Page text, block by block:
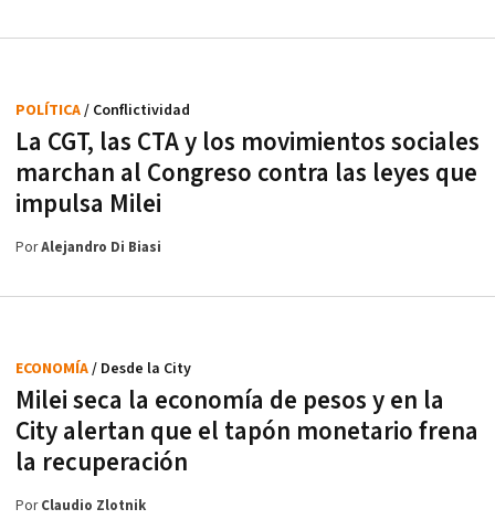
La CGT, las CTA y los movimientos sociales
marchan al Congreso contra las leyes que
impulsa Milei
POLÍTICA/ Conflictividad
PorAlejandro Di Biasi
Milei seca la economía de pesos y en la
City alertan que el tapón monetario frena
la recuperación
ECONOMÍA/ Desde la City
PorClaudio Zlotnik